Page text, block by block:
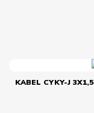
KABEL CYKY-J 3X1,5